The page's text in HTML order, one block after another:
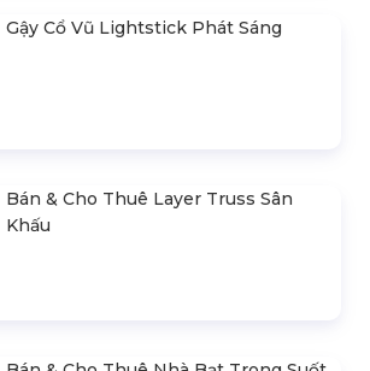
Gậy Cổ Vũ Lightstick Phát Sáng
Bán & Cho Thuê Layer Truss Sân
Khấu